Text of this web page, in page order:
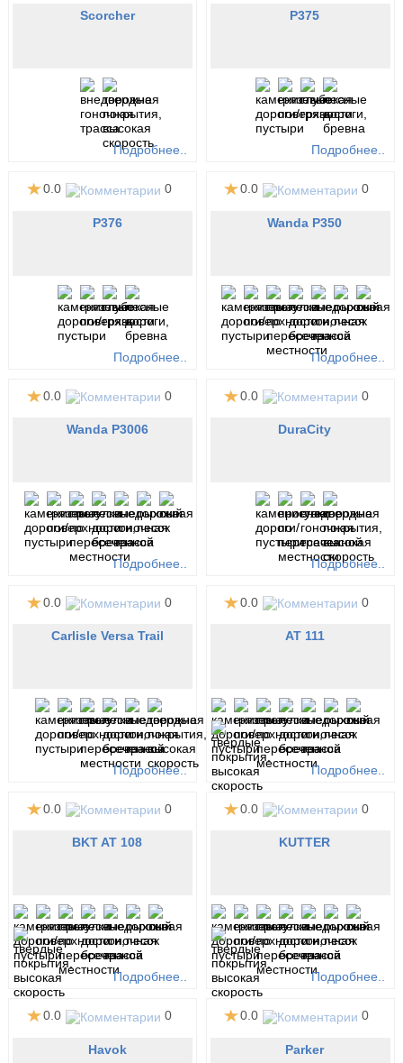
Scorcher
Подробнее..
P375
Подробнее..
0.0 0
P376
Подробнее..
0.0 0
Wanda P350
Подробнее..
0.0 0
Wanda P3006
Подробнее..
0.0 0
DuraCity
Подробнее..
0.0 0
Carlisle Versa Trail
Подробнее..
0.0 0
AT 111
Подробнее..
0.0 0
BKT AT 108
Подробнее..
0.0 0
KUTTER
Подробнее..
0.0 0
Havok
0.0 0
Parker